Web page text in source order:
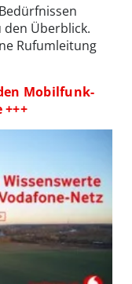
Überblick.
Rufumleitung
Mobilfunk-